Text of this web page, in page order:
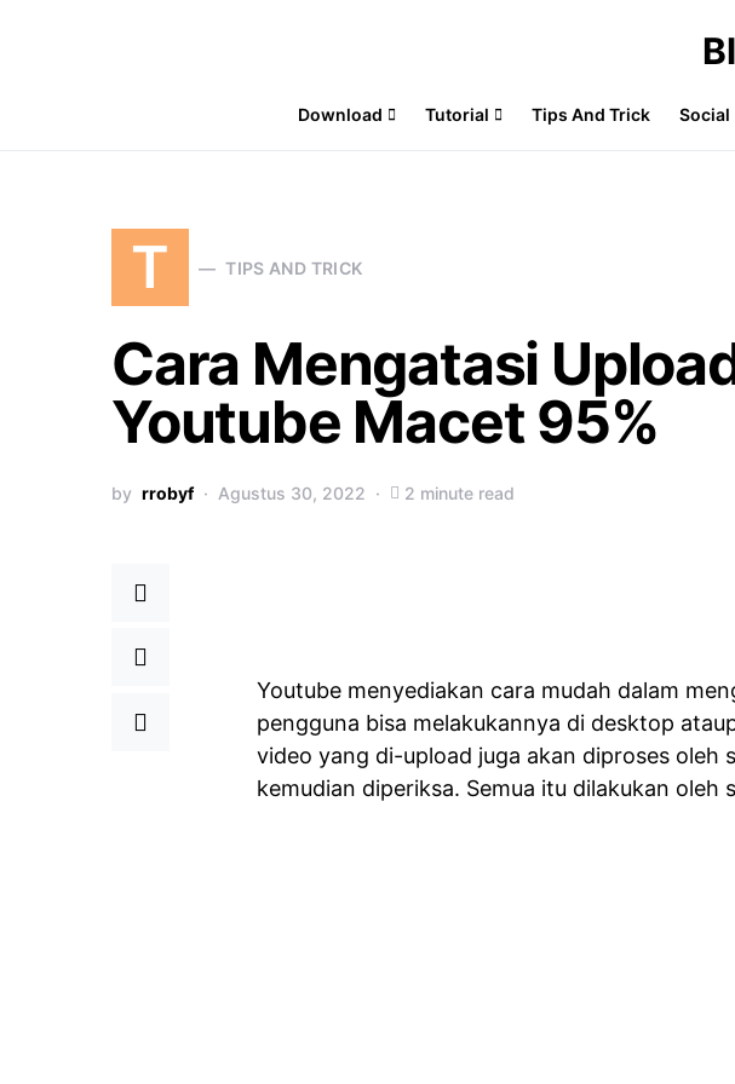
Download Tutorial Tips And Trick Social
T TIPS AND TRICK
Cara Mengatasi
Youtube Macet 95%
by rrobyf Agustus 30, 2022 2 minute read
Youtube menyediakan cara mudah dalam
pengguna bisa melakukannya di desktop
video yang di-upload juga akan diproses oleh
kemudian diperiksa. Semua itu dilakukan oleh